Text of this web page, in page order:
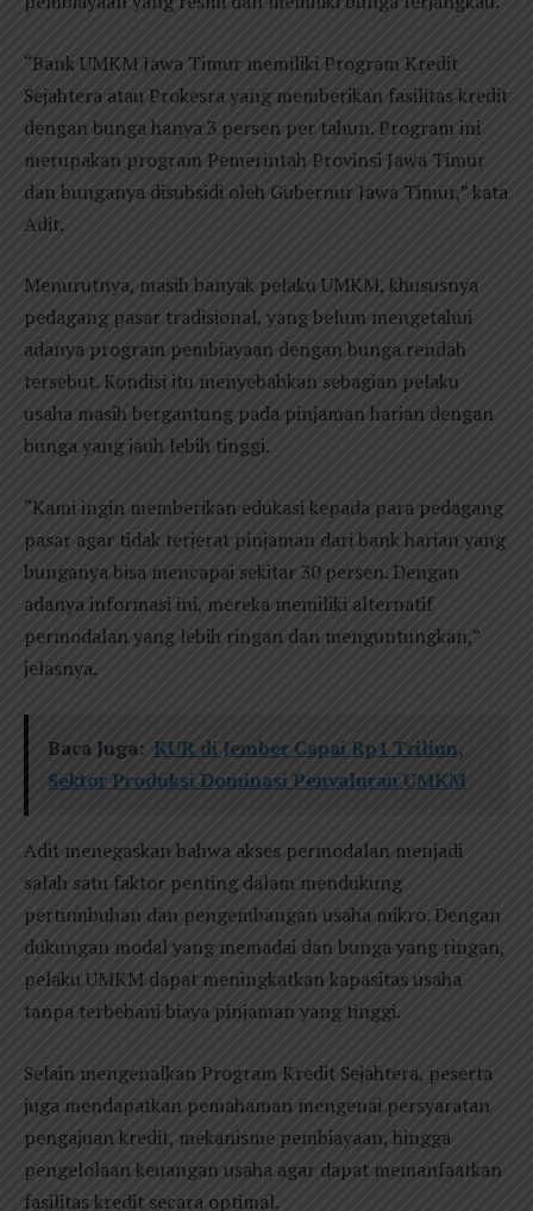
“Bank UMKM Jawa Timur memiliki Program Kredit
Sejahtera atau Prokesra yang memberikan fasilitas kredit
dengan bunga hanya 3 persen per tahun. Program ini
merupakan program Pemerintah Provinsi Jawa Timur
dan bunganya disubsidi oleh Gubernur Jawa Timur,” kata
Adit.
Menurutnya, masih banyak pelaku UMKM, khususnya
pedagang pasar tradisional, yang belum mengetahui
adanya program pembiayaan dengan bunga rendah
tersebut. Kondisi itu menyebabkan sebagian pelaku
usaha masih bergantung pada pinjaman harian dengan
bunga yang jauh lebih tinggi.
“Kami ingin memberikan edukasi kepada para pedagang
pasar agar tidak terjerat pinjaman dari bank harian yang
bunganya bisa mencapai sekitar 30 persen. Dengan
adanya informasi ini, mereka memiliki alternatif
permodalan yang lebih ringan dan menguntungkan,”
jelasnya.
Baca Juga: KUR di Jember Capai Rp1 Triliun,
Sektor Produksi Dominasi Penyaluran UMKM
Adit menegaskan bahwa akses permodalan menjadi
salah satu faktor penting dalam mendukung
pertumbuhan dan pengembangan usaha mikro. Dengan
dukungan modal yang memadai dan bunga yang ringan,
pelaku UMKM dapat meningkatkan kapasitas usaha
tanpa terbebani biaya pinjaman yang tinggi.
Selain mengenalkan Program Kredit Sejahtera, peserta
juga mendapatkan pemahaman mengenai persyaratan
pengajuan kredit, mekanisme pembiayaan, hingga
pengelolaan keuangan usaha agar dapat memanfaatkan
fasilitas kredit secara optimal.